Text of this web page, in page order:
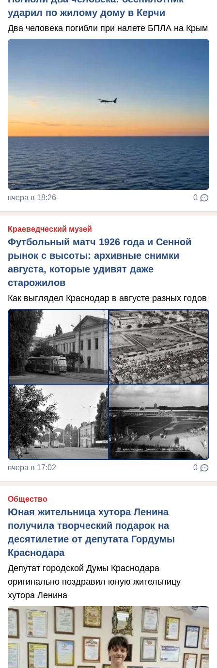
ударил по жилому дому в Керчи
Два человека погибли при налете БПЛА на Крым
вчера в 18:26 0
Краеведческий музей
Футбольный матч 1926 года и Сенной
рынок с высоты: архивные снимки
августа, которые удивят даже
старожилов
Как выглядел Краснодар в августе разных годов
вчера в 17:02 0
Общество
Юная жительница хутора Ленина
получила творческий подарок на
десятилетие от депутата Гордумы
Краснодара
Депутат городской Думы Краснодара
оригинально поздравил юную жительницу
хутора Ленина